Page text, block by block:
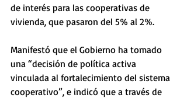
de interés para las cooperativas de
vivienda, que pasaron del 5% al 2%.
Manifestó que el Gobierno ha tomado
una “decisión de política activa
vinculada al fortalecimiento del sistema
cooperativo”, e indicó que a través de